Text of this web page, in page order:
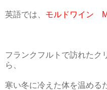
英語では、 モルドワイン
フランクフルトで訪れたク
ら、
寒い冬に冷えた体を温める